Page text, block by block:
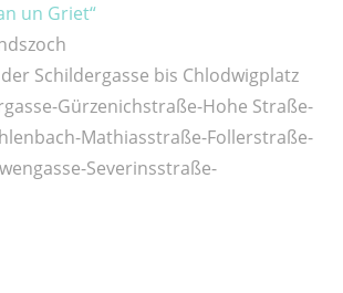
un Griet“
Schildergasse bis Chlodwigplatz
Gürzenichstraße-Hohe Straße-
Mathiasstraße-Follerstraße-
Severinsstraße-